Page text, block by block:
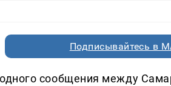
Подписывайтесь в
сообщения между